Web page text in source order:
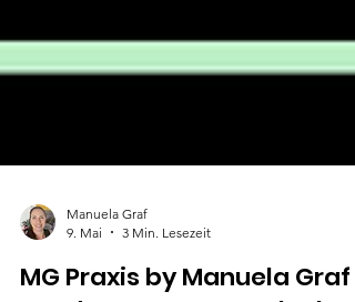
9. Mai
3 Min. Lesezeit